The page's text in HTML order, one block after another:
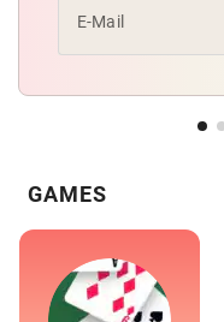
E-Mail
GAMES